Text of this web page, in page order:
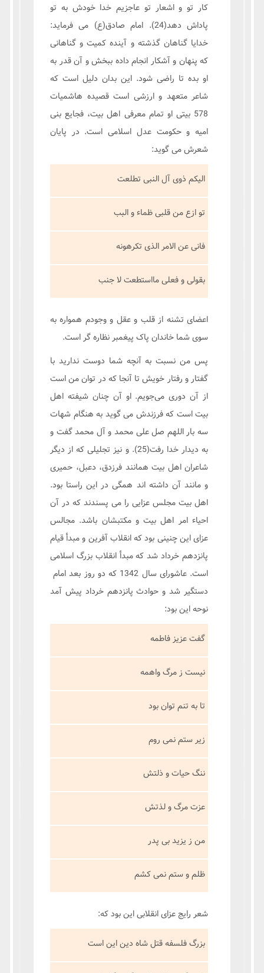
کار تو و اشعار تو عاجزیم خدا خودش به تو
پاداش دهد(24). امام صادق(ع) می فرماید:
خدایا گناهان گذشته و آینده کمیت و گناهانی
که پنهان و آشکار انجام داده ببخش و آن قدر به
او بده تا راضی شود. این بدان دلیل است که
شاعر متعهد و ارزشی است قصیده هاشمیات
578 بیتی او تمام معرفی اهل بیت، فجایع بنی
امیه و حکومت عدل اسلامی است. در پایان
شعرش می گوید:
الیکم ذوی آل النبی تطلعت
تو ازع من قلبی ظماء و البب
فانی عن الامر الذی تکرهونه
بقولی و فعلی مااستطعت لا جنب
اعضای تشنه از قلب و عقل و وجودم همواره به
سوی شما خاندان پاک پیغمبر نظاره گر است.
پس من نسبت به آنچه شما دوست ندارید با
گفتار و رفتار خویش تا آنجا که در توان من است
از آن دوری می‌جویم. او آن چنان شیفته اهل
بیت است که فرزندش می گوید به هنگام شهات
سه بار اللهم صل علی محمد و آل محمد گفت و
به دیدار خدا رفت(25). و نیز تجلیلی که از دیگر
شاعران اهل بیت همانند فرزدق، دعبل، حمیری
و مانند آن داشته اند همگی در این راستا بود.
اهل بیت مجلس عزایی را می پسندند که در آن
احیاء امر اهل بیت و مکتبشان باشد. مجالس
عزای این چنینی بود که انقلاب آفرین و مبدأ قیام
پانزدهم خرداد شد که مبدأ انقلاب بزرگ اسلامی
است. عاشورای سال 1342 که دو روز بعد امام
دستگیر شد و حوادث پانزدهم خرداد پیش آمد
نوحه این بود:
گفت عزیز فاطمه
نیست ز مرگ واهمه
تا به تنم توان بود
زیر ستم نمی روم
ننگ حیات و ذلتش
عزت مرگ و لذتش
من ز یزید بی پدر
ظلم و ستم نمی کشم
شعر رایج عزای انقلابی این بود که:
بزرگ فلسفه قتل شاه دین این است